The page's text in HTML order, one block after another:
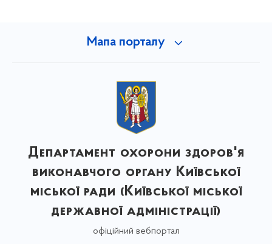
Мапа порталу
Департамент охорони здоров'я
виконавчого органу Київської
міської ради (Київської міської
державної адміністрації)
офіційний вебпортал